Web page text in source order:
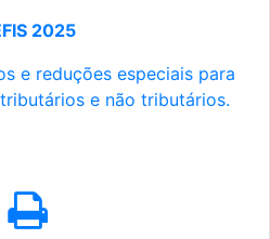
2025
e reduções especiais para
e não tributários.